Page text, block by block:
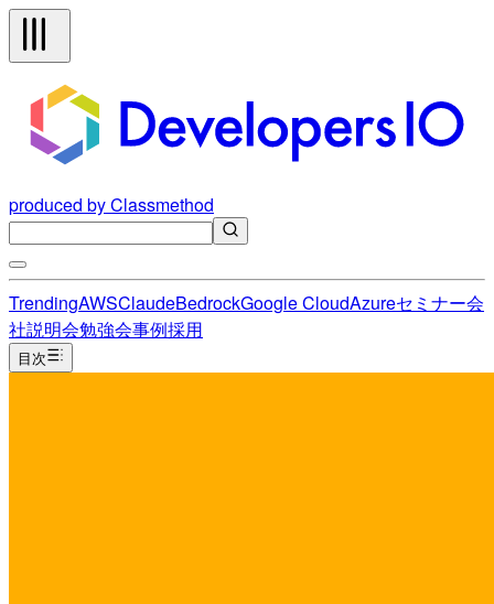
produced by Classmethod
TrendingAWSClaudeBedrockGoogle CloudAzureセミナー会
社説明会勉強会事例採用
目次